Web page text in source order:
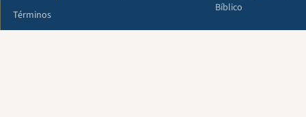
Términos
Bíblico